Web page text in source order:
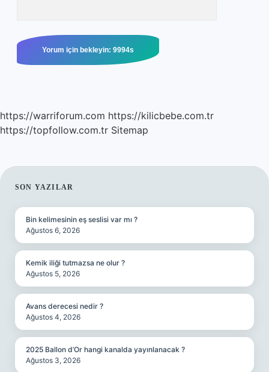
https://warriforum.com https://kilicbebe.com.tr
https://topfollow.com.tr Sitemap
SIDEBAR
SON YAZILAR
Bin kelimesinin eş seslisi var mı ?
Ağustos 6, 2026
Kemik iliği tutmazsa ne olur ?
Ağustos 5, 2026
Avans derecesi nedir ?
Ağustos 4, 2026
2025 Ballon d’Or hangi kanalda yayınlanacak ?
Ağustos 3, 2026